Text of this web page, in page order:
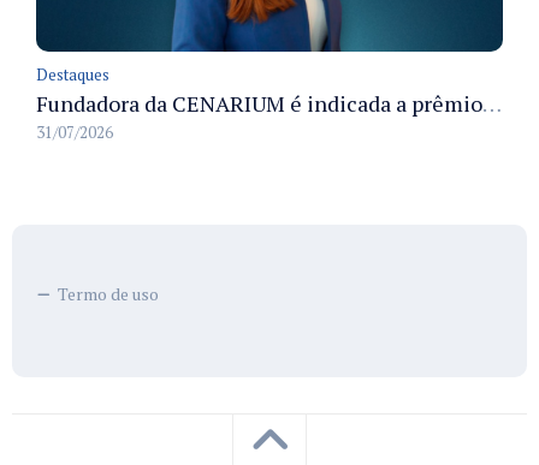
Destaques
Fundadora da CENARIUM é indicada a prêmio 100+ Jornalistas Admirados
31/07/2026
Termo de uso